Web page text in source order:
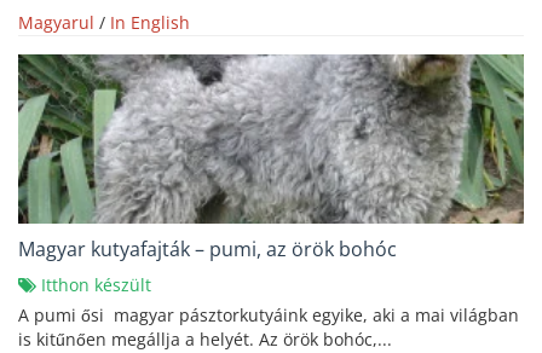
Magyarul / In English
Magyar kutyafajták – pumi, az örök bohóc
Itthon készült
A pumi ősi magyar pásztorkutyáink egyike, aki a mai világban
is kitűnően megállja a helyét. Az örök bohóc,...